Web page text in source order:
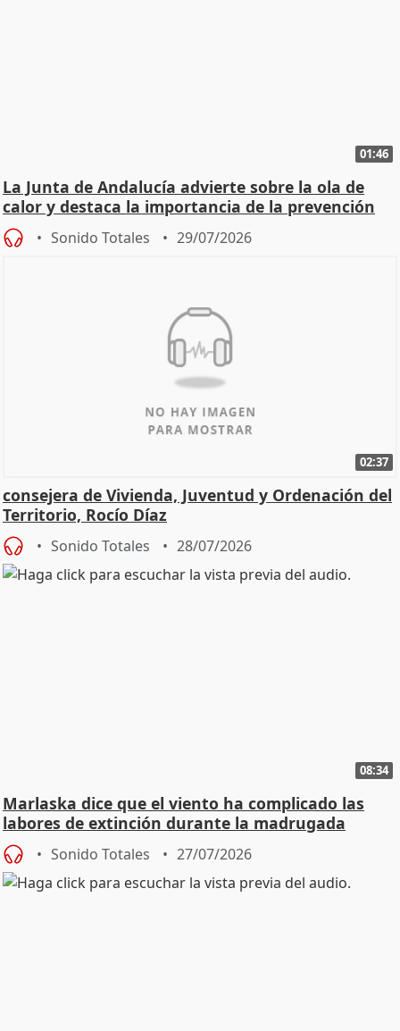
01:46
La Junta de Andalucía advierte sobre la ola de
calor y destaca la importancia de la prevención
Sonido Totales 29/07/2026
02:37
consejera de Vivienda, Juventud y Ordenación del
Territorio, Rocío Díaz
Sonido Totales 28/07/2026
08:34
Marlaska dice que el viento ha complicado las
labores de extinción durante la madrugada
Sonido Totales 27/07/2026